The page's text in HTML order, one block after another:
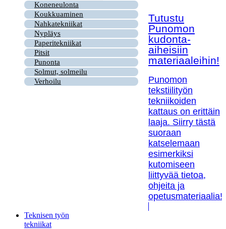
Koneneulonta
Koukkuaminen
Nahkatekniikat
Nypläys
Paperitekniikat
Pitsit
Punonta
Solmut, solmeilu
Verhoilu
Tutustu
Punomon
kudonta-
aiheisiin
materiaaleihin!
Punomon
tekstiilityön
tekniikoiden
kattaus on erittäin
laaja. Siirry tästä
suoraan
katselemaan
esimerkiksi
kutomiseen
liittyvää tietoa,
ohjeita ja
opetusmateriaalia!
Teknisen työn
tekniikat